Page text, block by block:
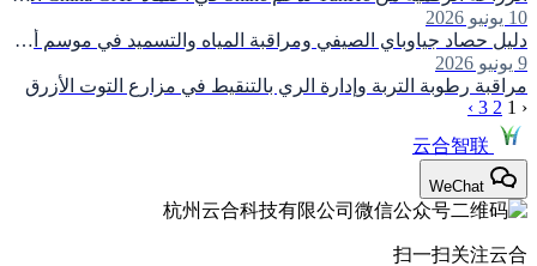
10 يونيو 2026
دليل حصاد جياوباي الصيفي ومراقبة المياه والتسميد في موسم أمطار البرقوق
9 يونيو 2026
مراقبة رطوبة التربة وإدارة الري بالتنقيط في مزارع التوت الأزرق
‹
1
2
3
›
云合智联
WeChat
扫一扫关注云合